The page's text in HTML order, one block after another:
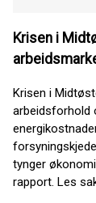
Krisen i
Krisen i
arbeidsforhold
tynger
rapport. Les